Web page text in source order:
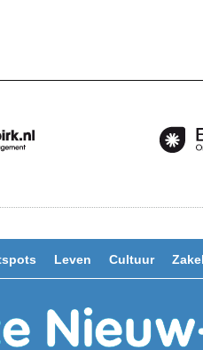
Leven Cultuur